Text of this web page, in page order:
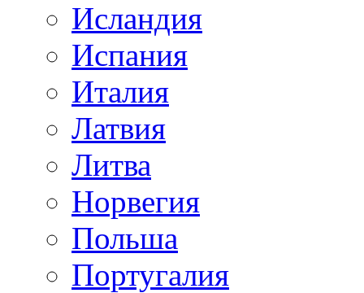
Исландия
Испания
Италия
Латвия
Литва
Норвегия
Польша
Португалия